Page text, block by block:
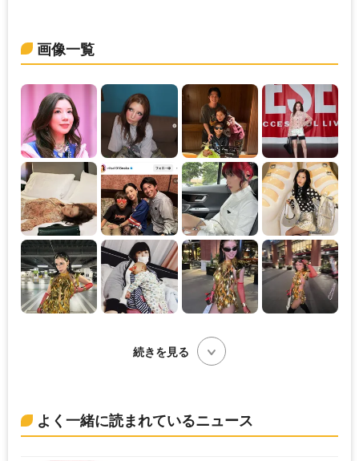
画像一覧
続きを見る
よく一緒に読まれているニュース